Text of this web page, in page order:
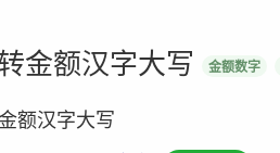
金额汉字大写 金额数字
额汉字大写